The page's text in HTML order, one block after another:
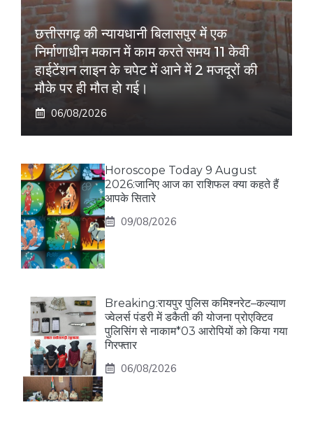
छत्तीसगढ़ की न्यायधानी बिलासपुर में एक
निर्माणाधीन मकान में काम करते समय 11 केवी
हाईटेंशन लाइन के चपेट में आने में 2 मजदूरों की
मौके पर ही मौत हो गई।
06/08/2026
Horoscope Today 9 August
2026:जानिए आज का राशिफल क्या कहते हैं
आपके सितारे
09/08/2026
Breaking:रायपुर पुलिस कमिश्नरेट–कल्याण
ज्वेलर्स पंडरी में डकैती की योजना प्रोएक्टिव
पुलिसिंग से नाकाम*03 आरोपियों को किया गया
गिरफ्तार
06/08/2026